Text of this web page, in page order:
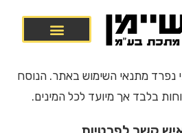
נפרד מתנאי השימוש באתר. הנוסח
בלבד אך מיועד לכל המינים.